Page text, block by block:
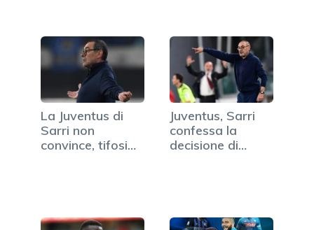
La Juventus di
Sarri non
convince, tifosi
Juventus, Sarri
confessa la
decisione di